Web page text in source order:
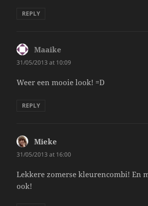
REPLY
Maaike
31/05/2013 at 10:09
Weer een mooie look! =D
REPLY
Mieke
31/05/2013 at 16:00
Lekkere zomerse kleurencombi! En
ook!